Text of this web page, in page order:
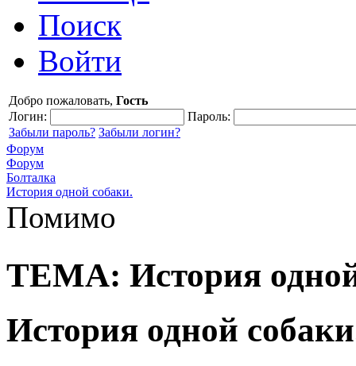
Поиск
Войти
Добро пожаловать, Гость
Логин:
Пароль:
Забыли пароль? Забыли логин?
Форум
Форум
Болталка
История одной собаки.
Помимо
ТЕМА: История
История одной